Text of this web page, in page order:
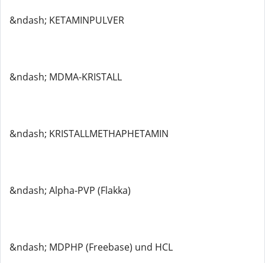
&ndash; KETAMINPULVER
&ndash; MDMA-KRISTALL
&ndash; KRISTALLMETHAPHETAMIN
&ndash; Alpha-PVP (Flakka)
&ndash; MDPHP (Freebase) und HCL